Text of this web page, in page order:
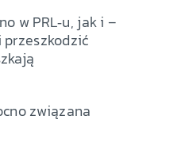
w PRL‑u, jak i –
związana